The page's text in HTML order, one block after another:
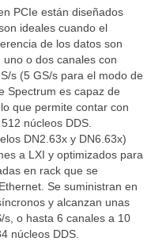
PCIe están diseñados
ideales cuando el
de los datos son
o dos canales con
s (5 GS/s para el modo de
Spectrum es capaz de
que permite contar con
núcleos DDS.
DN2.63x y DN6.63x)
a LXI y optimizados para
en rack que se
Se suministran en
y alcanzan unas
s, o hasta 6 canales a 10
núcleos DDS.